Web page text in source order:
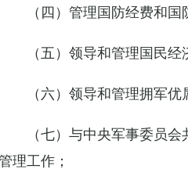
（四）管理国防经费和国
（五）领导和管理国民
（六）领导和管理拥军
（七）与中央军事委员
理工作；